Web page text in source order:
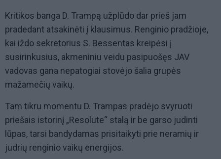
Kritikos banga D. Trampą užplūdo dar prieš jam
pradedant atsakinėti į klausimus. Renginio pradžioje,
kai iždo sekretorius S. Bessentas kreipėsi į
susirinkusius, akmeniniu veidu pasipuošęs JAV
vadovas gana nepatogiai stovėjo šalia grupės
mažamečių vaikų.
Tam tikru momentu D. Trampas pradėjo svyruoti
priešais istorinį „Resolute“ stalą ir be garso judinti
lūpas, tarsi bandydamas prisitaikyti prie neramių ir
judrių renginio vaikų energijos.